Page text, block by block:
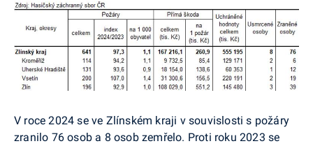
V roce 2024 se ve Zlínském kraji v souvislosti s požáry
zranilo 76 osob a 8 osob zemřelo. Proti roku 2023 se